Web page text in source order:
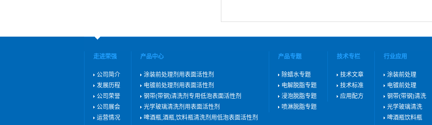
走进荣强
公司简介
发展历程
公司荣誉
公司展会
运营情况
产品中心
涂装前处理剂用表面活性剂
电镀前处理剂用表面活性剂
钢带(带钢)清洗剂专用低泡表面活性剂
光学玻璃清洗剂用表面活性剂
啤酒瓶,酒瓶,饮料瓶清洗剂用低泡表面活性剂
产品专题
除蜡水专题
电解脱脂专题
浸泡脱脂专题
喷淋脱脂专题
技术专栏
技术文章
技术标准
应用配方
行业应用
涂装前处理
电镀前处理
钢带(带钢)清洗
光学玻璃清洗
啤酒瓶饮料瓶